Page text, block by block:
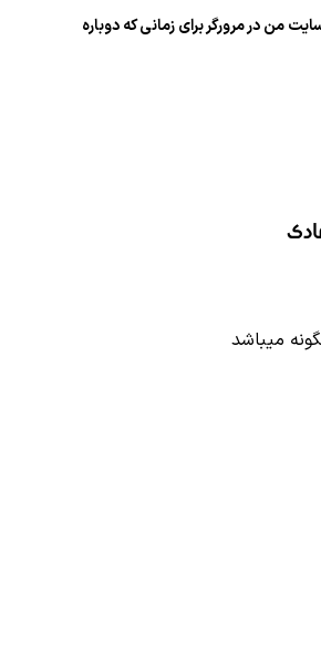
من در مرورگر برای زمانی که دوباره